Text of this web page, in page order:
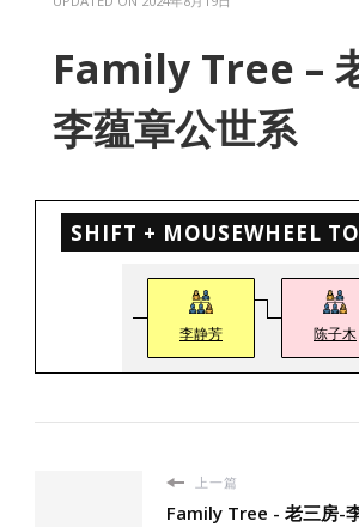
Family Tree –
李蕴章公世系
SHIFT + MOUSEWHEEL
李静芳 陈子木
上一篇
Family Tree - 老三房-